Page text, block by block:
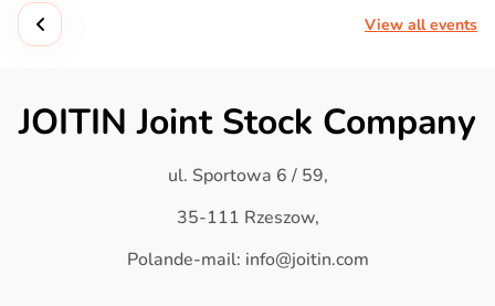
View all events
JOITIN Joint Stock Company
ul. Sportowa 6 / 59,
35-111 Rzeszow,
Polande-mail: info@joitin.com